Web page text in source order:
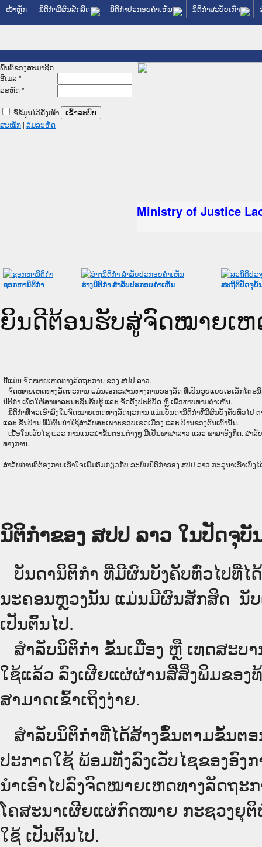
ໜ້າຫຼັກ ນິຕິກໍາມີຜົນສັກສິດ ນິຕິກໍາປະກອບຄໍາເຫັນ ນິຕິກໍາສະບັບເກົ່າ
ພື້ນທີ່ຂອງສະມາຊິກ
ອີເມລ *
ລະຫັດ*
ຈື່ຂໍ້ມູນໄວ້ຄັ້ງໜ້າ
ສະໝັກ | ລືມລະຫັດ
Ministry of Justice Lao
ຊອກຫານິຕິກໍາ ຮ່າງນິຕິກໍາ ສໍາລັບປະກອບຄໍາເຫັນ ສະຖິຕິປັດຈຸບັ
ຍິນດີຕ້ອນຮັບສູ່ຈົດໝາຍເຫ
ນີ້ແມ່ນ ຈົດໝາຍເຫດທາງລັດຖະການ ຂອງ ສປປ ລາວ.
ຈົດໝາຍເຫດທາງລັດຖະການ ແມ່ນ​ເອ​ກະ​ສານ​ທາງ​ການ​ຂອງ​ລັດ ທີ່​ເປັນ​ຮູບ​ແບບ​ເອ​ເລັກ​ໂຕ​
ນິຕິກໍາ ເພື່ອໃຫ້​ສາ​ທາ​ລະ​ນະ​ຊົນ​ຮັບ​ຮູ້ ແລະ ຈັດ​ຕັ້ງ​ປະ​ຕິ​ບັດ ຫຼື ເພື່ອທາບທາມຄໍາເຫັນ.
ນິ​ຕິ​ກຳ​ທີ່​ຈະ​ເອົາ​ລົງ​ໃນ​ຈົດ​ໝາຍ​ເຫດ​ທາງ​ລັດ​ຖະ​ການ ​ແມ່ນ​ບັນ​ດາ​ນິ​ຕິ​ກຳ​ທີ່​ມີ​ຜົນ​ບັງ​ຄັບ​ທົ່ວ​ໄປ
ແລະ ຂັ້ນ​ບ້ານ ​ທີ່​ມີ​ຜົນ​ນຳ​ໃຊ້​ສຳ​ລັບ​ສະ​ເພາະ​ຂອບ​ເຂດ​ເມືອງ ແລະ ບ້ານ​ຂອງ​ຕົນ​ເທົ່າ​ນັ້ນ.
ເນື້ອໃນ​ເວັບ​ໄຊ​ ແລະ ການແນະນໍາຂັ້ນຕອນຕ່າງໆ ມີເປັນພາສາລາວ ແລະ ພາສາອັງກິດ. ສໍ
ທາງການ.
ສໍາລັບທ່ານທີ່ຕ້ອງການເຂົ້າໃຈເພີ່ມຕື່ມກ່ຽວກັບ ລະບົບນິຕິກຳຂອງ ສປປ ລາວ ກະລຸນາເຂົ້າເບີ່ງ
ນິຕິກຳຂອງ ສປປ ລາວ ໃນປັດຈຸ
ບັນດານິຕິກໍາ ທີ່ມີຜົນບັງຄັບທົ່ວໄປທີ່
ນະຄອນຫຼວງນັ້ນ ແມ່ນມີຜົນສັກສິດ ນັ
ເປັນ​ຕົ້ນ​ໄປ.
ສຳລັບນິ​ຕິ​ກຳ ຂັ້ນເມືອງ ຫຼື ເທດ​ສະ​ບ
ໃຊ້ແລ້ວ ລົງ​ເຜີຍແຜ່​ຜ່ານ​ສື່ສິ່ງພິມຂອງ
ສາມາດເຂົ້າເຖິງງ່າຍ.
ສໍາລັບນິຕິກໍາທີ່ໄດ້ສ້າງຂຶ້ນຕາມຂັ້ນຕ
ປະກາດໃຊ້ ພ້ອມທັງລົງເວັບໄຊຂອງອົ
ນໍາເອົາໄປລົງຈົດໝາຍເຫດທາງລັດຖ
ໂຄສະນາເຜີຍແຜ່ກົດໝາຍ ກະຊວງຍຸ
ໃຊ້ ເປັນຕົ້ນໄປ.